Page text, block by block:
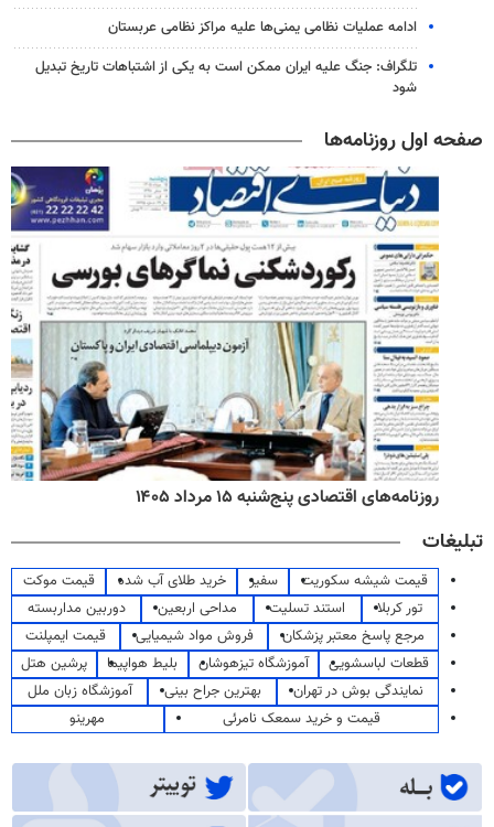
ادامه عملیات نظامی یمنی‌ها علیه مراکز نظامی عربستان
تلگراف: جنگ علیه ایران ممکن است به یکی از اشتباهات تاریخ تبدیل
شود
صفحه اول روزنامه‌ها
روزنامه‌های اقتصادی پنج‌شنبه ۱۵ مرداد ۱۴۰۵
تبلیغات
قیمت شیشه سکوریت سفیر خرید طلای آب شده
قیمت موکت
تور کربلا
استند تسلیت مداحی اربعین
دوربین مداربسته
مرجع پاسخ معتبر پزشکان
فروش مواد شیمیایی
قیمت ایمپلنت
قطعات لباسشویی
آموزشگاه تیزهوشان بلیط هواپیما
پرشین هتل
نمایندگی بوش در تهران
بهترین جراح بینی
آموزشگاه زبان ملل
قیمت و خرید سمعک نامرئی
مهرینو